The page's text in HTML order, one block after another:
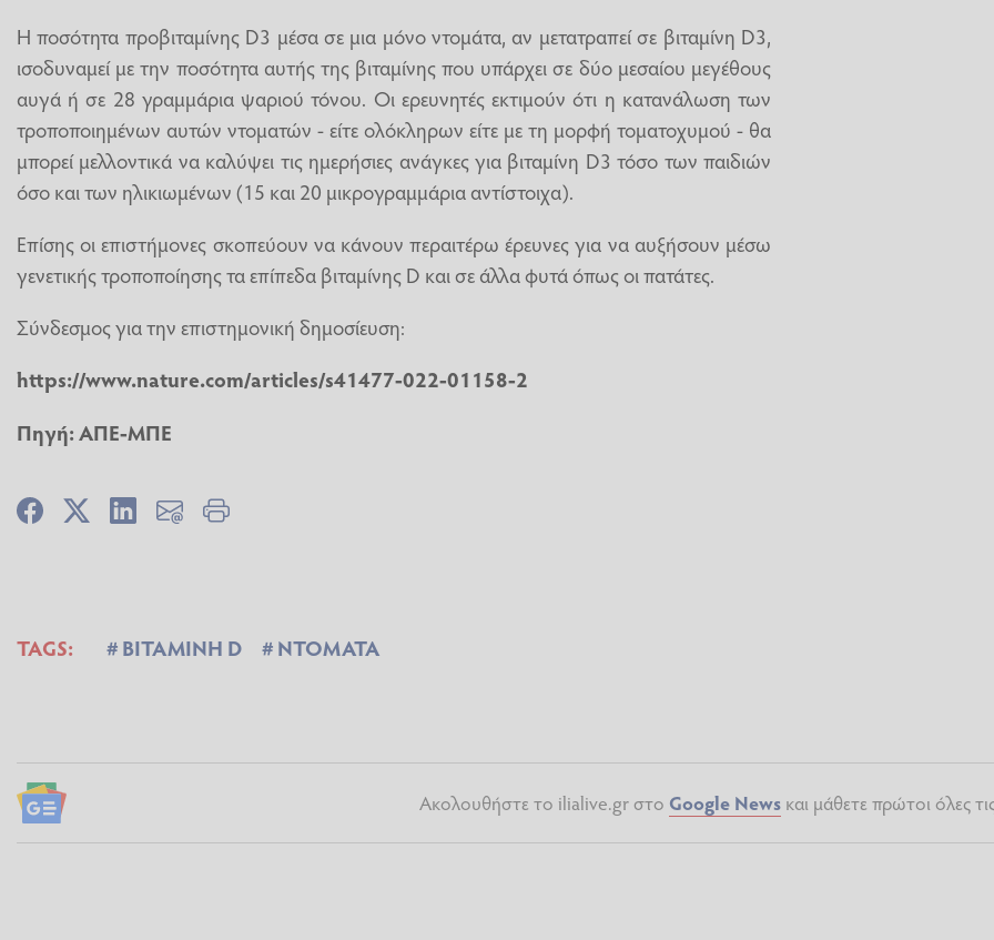
Η ποσότητα προβιταμίνης D3 μέσα σε μια μόνο ντομάτα, αν μετατραπεί σε βιταμίνη D3,
ισοδυναμεί με την ποσότητα αυτής της βιταμίνης που υπάρχει σε δύο μεσαίου μεγέθους
αυγά ή σε 28 γραμμάρια ψαριού τόνου. Οι ερευνητές εκτιμούν ότι η κατανάλωση των
τροποποιημένων αυτών ντοματών - είτε ολόκληρων είτε με τη μορφή τοματοχυμού - θα
μπορεί μελλοντικά να καλύψει τις ημερήσιες ανάγκες για βιταμίνη D3 τόσο των παιδιών
όσο και των ηλικιωμένων (15 και 20 μικρογραμμάρια αντίστοιχα).
Επίσης οι επιστήμονες σκοπεύουν να κάνουν περαιτέρω έρευνες για να αυξήσουν μέσω
γενετικής τροποποίησης τα επίπεδα βιταμίνης D και σε άλλα φυτά όπως οι πατάτες.
Σύνδεσμος για την επιστημονική δημοσίευση:
https://www.nature.com/articles/s41477-022-01158-2
Πηγή: ΑΠΕ-ΜΠΕ
TAGS: ΒΙΤΑΜΙΝΗ D ΝΤΟΜΑΤΑ
Ακολουθήστε το ilialive.gr στο Google Newsκαι μάθετε πρώτοι όλες